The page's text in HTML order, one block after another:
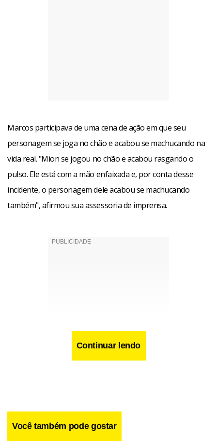
Marcos participava de uma cena de ação em que seu
personagem se joga no chão e acabou se machucando na
vida real. "Mion se jogou no chão e acabou rasgando o
pulso. Ele está com a mão enfaixada e, por conta desse
incidente, o personagem dele acabou se machucando
também", afirmou sua assessoria de imprensa.
Facebook
WhatsApp
LinkedIn
Twitter
X
Continuar lendo
Você também pode gostar